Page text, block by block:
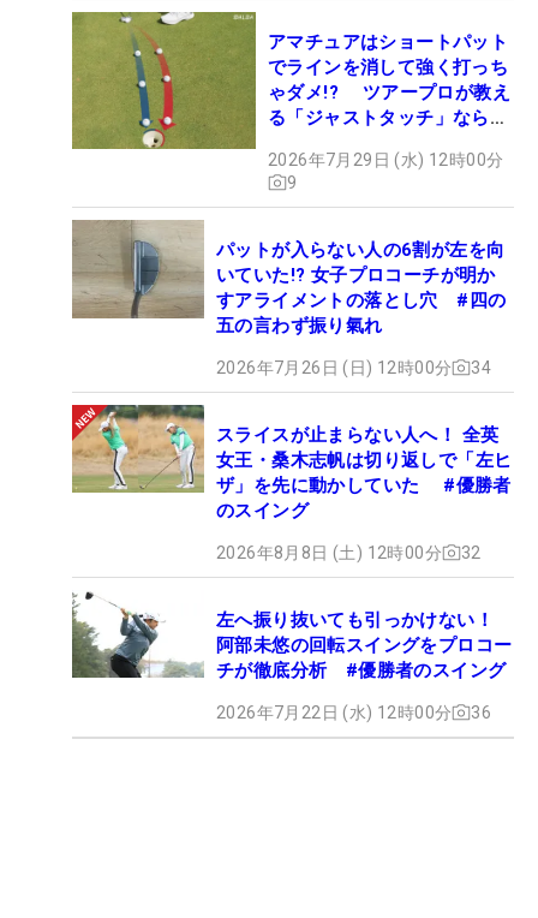
アマチュアはショートパット
でラインを消して強く打っち
ゃダメ!? ツアープロが教え
る「ジャストタッチ」なら3
2026年7月29日 (水) 12時00分
9
パットが入らない人の6割が左を向
いていた!? 女子プロコーチが明か
すアライメントの落とし穴 #四の
五の言わず振り氣れ
2026年7月26日 (日) 12時00分 34
スライスが止まらない人へ！ 全英
女王・桑木志帆は切り返しで「左ヒ
ザ」を先に動かしていた #優勝者
のスイング
2026年8月8日 (土) 12時00分 32
左へ振り抜いても引っかけない！
阿部未悠の回転スイングをプロコー
チが徹底分析 #優勝者のスイング
2026年7月22日 (水) 12時00分 36